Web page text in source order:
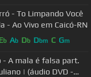
- To Limpando Você
- Ao Vivo em Caicó-RN
b Ab Db Dbm C Gm
- A mala é falsa part.
| (áudio DVD -